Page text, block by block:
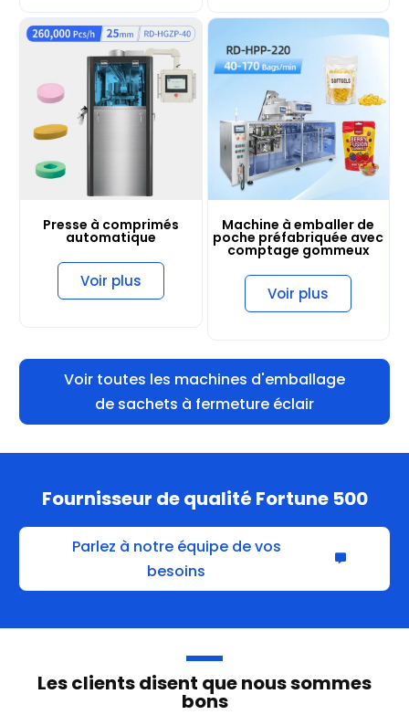
Presse à comprimés
automatique
Voir plus
Machine à emballer de
poche préfabriquée avec
comptage gommeux
Voir plus
Voir toutes les machines d'emballage
de sachets à fermeture éclair
Fournisseur de qualité Fortune 500
Parlez à notre équipe de vos
besoins
Les clients disent que nous sommes
bons